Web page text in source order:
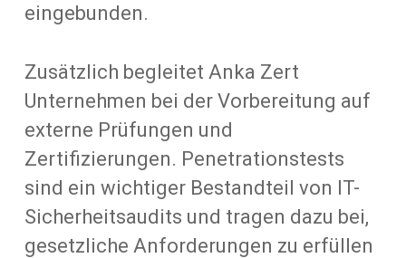
eingebunden.
Zusätzlich begleitet Anka Zert
Unternehmen bei der Vorbereitung auf
externe Prüfungen und
Zertifizierungen. Penetrationstests
sind ein wichtiger Bestandteil von IT-
Sicherheitsaudits und tragen dazu bei,
gesetzliche Anforderungen zu erfüllen